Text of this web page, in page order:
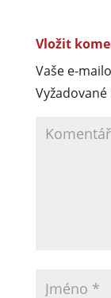
Vložit
Vaše e-